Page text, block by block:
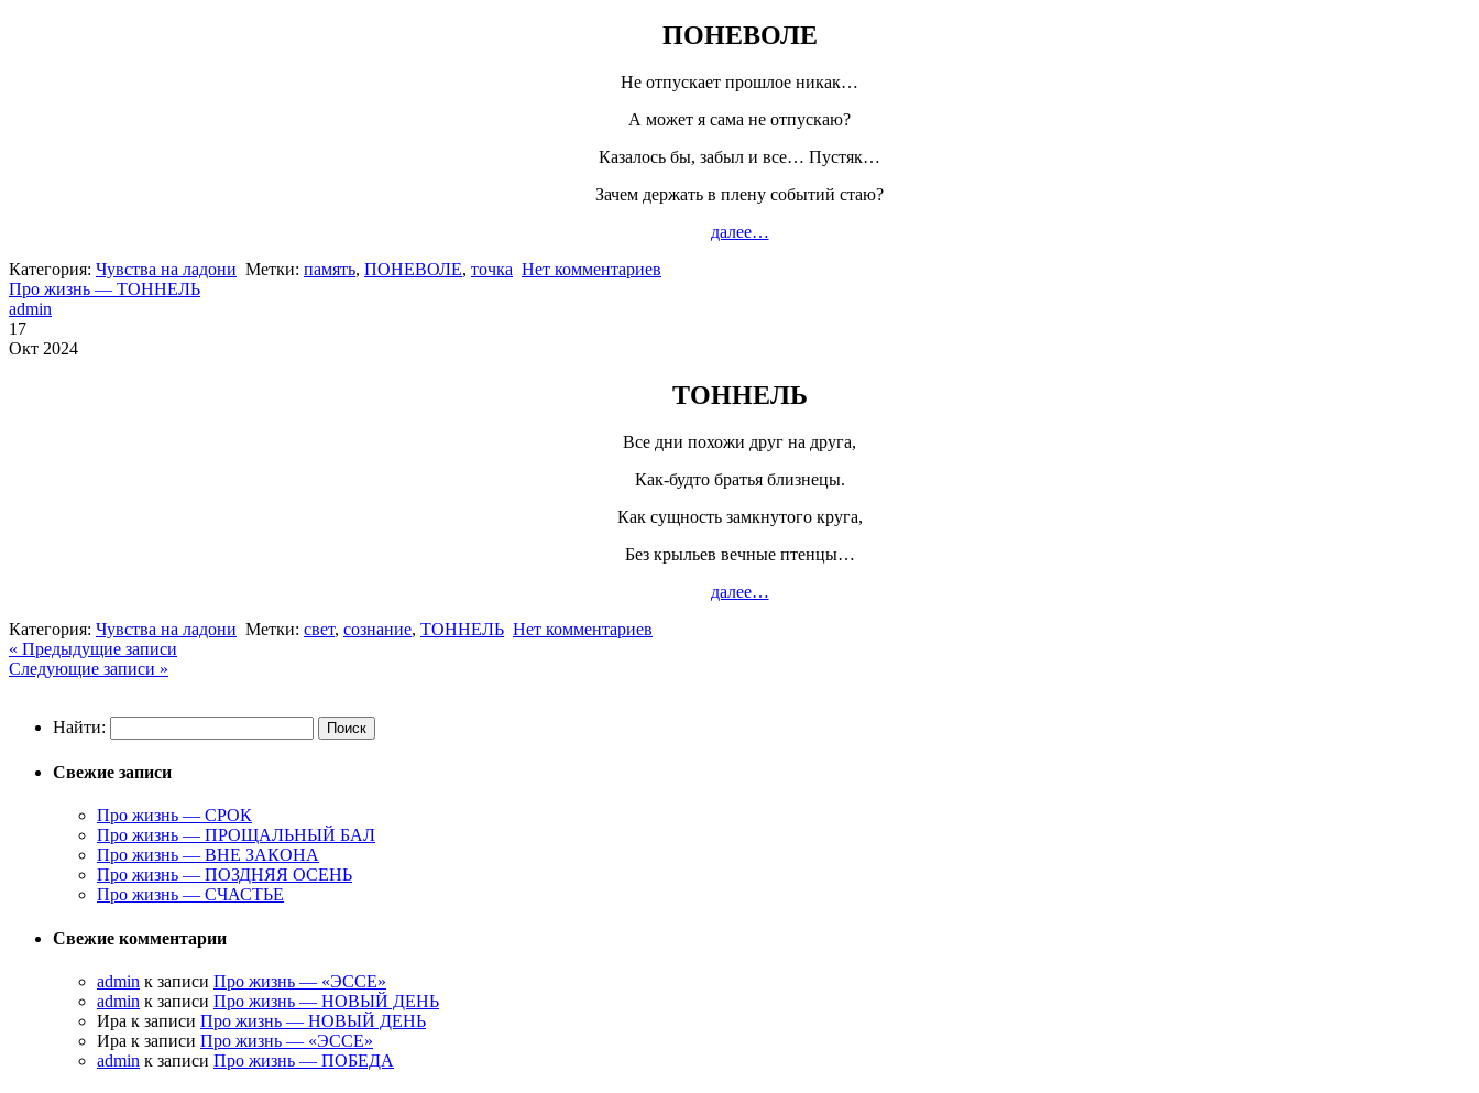
ПОНЕВОЛЕ
Не отпускает прошлое никак…
А может я сама не отпускаю?
Казалось бы, забыл и все… Пустяк…
Зачем держать в плену событий стаю?
далее…
Категория: Чувства на ладони Метки: память, ПОНЕВОЛЕ, точка Нет комментариев
Про жизнь — ТОННЕЛЬ
admin
17
Окт 2024
ТОННЕЛЬ
Все дни похожи друг на друга,
Как-будто братья близнецы.
Как сущность замкнутого круга,
Без крыльев вечные птенцы…
далее…
Категория: Чувства на ладони Метки: свет, сознание, ТОННЕЛЬ Нет комментариев
« Предыдущие записи
Следующие записи »
Найти:
Свежие записи
Про жизнь — СРОК
Про жизнь — ПРОЩАЛЬНЫЙ БАЛ
Про жизнь — ВНЕ ЗАКОНА
Про жизнь — ПОЗДНЯЯ ОСЕНЬ
Про жизнь — СЧАСТЬЕ
Свежие комментарии
admin к записи Про жизнь — «ЭССЕ»
admin к записи Про жизнь — НОВЫЙ ДЕНЬ
Ира к записи Про жизнь — НОВЫЙ ДЕНЬ
Ира к записи Про жизнь — «ЭССЕ»
admin к записи Про жизнь — ПОБЕДА